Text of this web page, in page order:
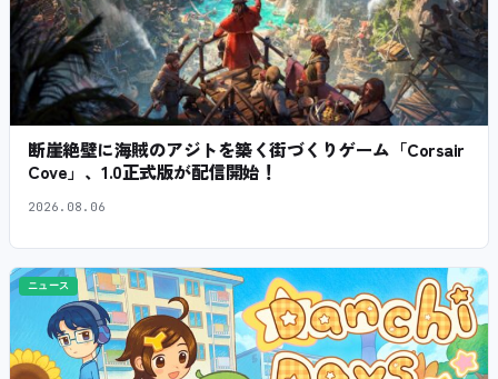
断崖絶壁に海賊のアジトを築く街づくりゲーム「Corsair
Cove」、1.0正式版が配信開始！
2026.08.06
ニュース